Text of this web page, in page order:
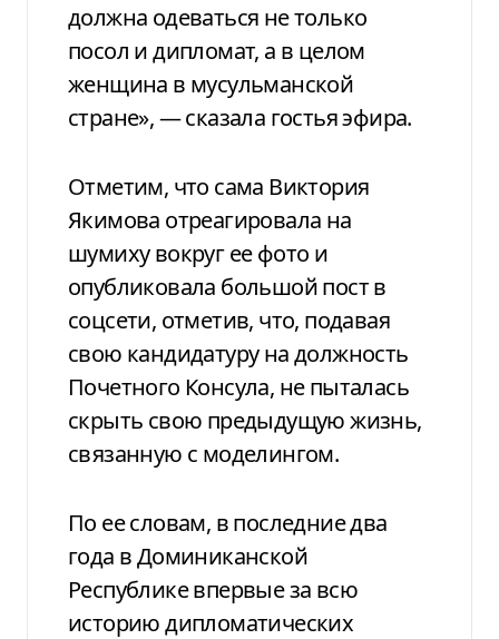
должна одеваться не только
посол и дипломат, а в целом
женщина в мусульманской
стране», — сказала гостья эфира.
Отметим, что сама Виктория
Якимова отреагировала на
шумиху вокруг ее фото и
опубликовала большой пост в
соцсети, отметив, что, подавая
свою кандидатуру на должность
Почетного Консула, не пыталась
скрыть свою предыдущую жизнь,
связанную с моделингом.
По ее словам, в последние два
года в Доминиканской
Республике впервые за всю
историю дипломатических